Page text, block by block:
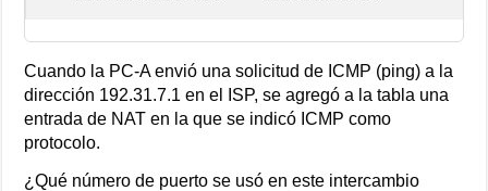
Cuando la PC-A envió una solicitud de ICMP (ping) a la
dirección 192.31.7.1 en el ISP, se agregó a la tabla una
entrada de NAT en la que se indicó ICMP como
protocolo.
¿Qué número de puerto se usó en este intercambio